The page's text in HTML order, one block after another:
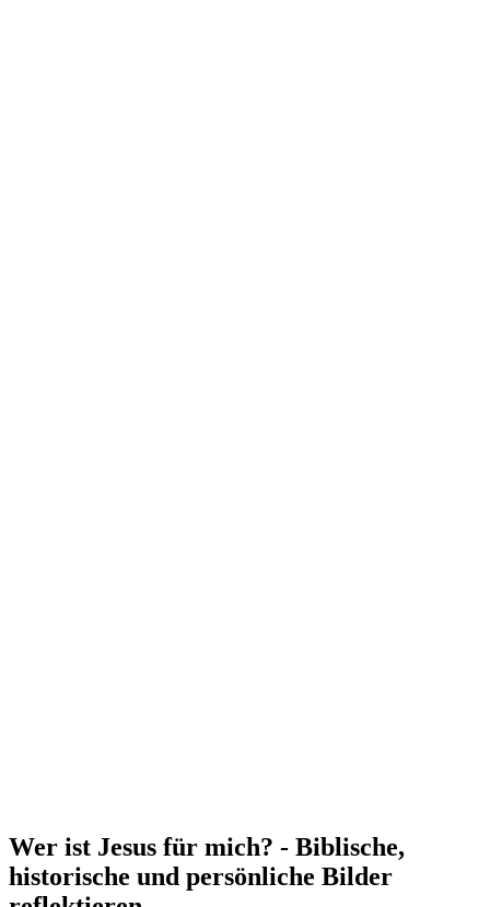
Wer ist Jesus für mich? - Biblische,
historische und persönliche Bilder